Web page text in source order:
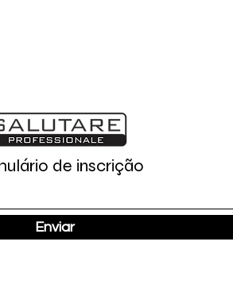
de inscrição
Enviar